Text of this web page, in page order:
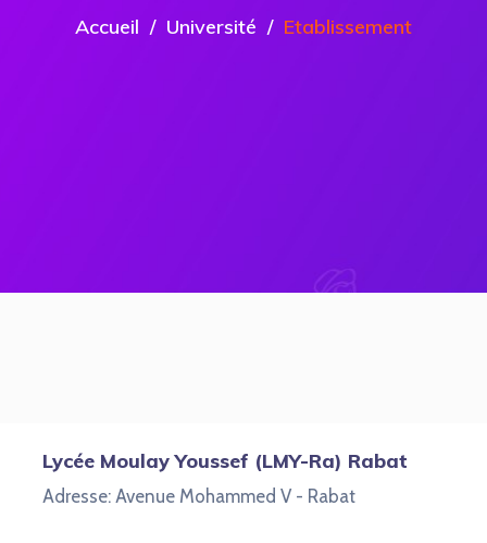
Accueil Université Etablissement
Lycée Moulay Youssef (LMY-Ra) Rabat
Adresse: Avenue Mohammed V - Rabat